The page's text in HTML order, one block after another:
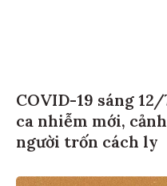
COVID-19 sáng
ca nhiễm mới,
người trốn cách ly